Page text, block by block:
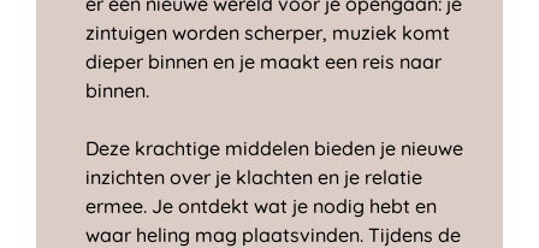
zintuigen worden scherper, muziek komt
dieper binnen en je maakt een reis naar
binnen.
Deze krachtige middelen bieden je nieuwe
inzichten over je klachten en je relatie
ermee. Je ontdekt wat je nodig hebt en
waar heling mag plaatsvinden. Tijdens de